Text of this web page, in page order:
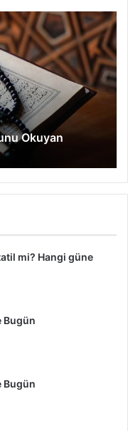
Okuyan
mi? Hangi güne
Bugün
Bugün